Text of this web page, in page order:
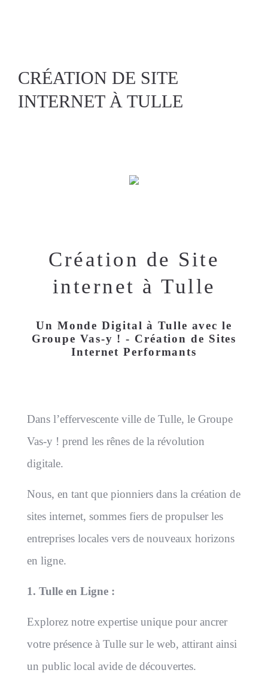
CRÉATION DE SITE
INTERNET À TULLE
Création de Site
internet à Tulle
Un Monde Digital à Tulle avec le
Groupe Vas-y ! - Création de Sites
Internet Performants
Dans l’effervescente ville de Tulle, le Groupe
Vas-y ! prend les rênes de la révolution
digitale.
Nous, en tant que pionniers dans la création de
sites internet, sommes fiers de propulser les
entreprises locales vers de nouveaux horizons
en ligne.
1. Tulle en Ligne :
Explorez notre expertise unique pour ancrer
votre présence à Tulle sur le web, attirant ainsi
un public local avide de découvertes.